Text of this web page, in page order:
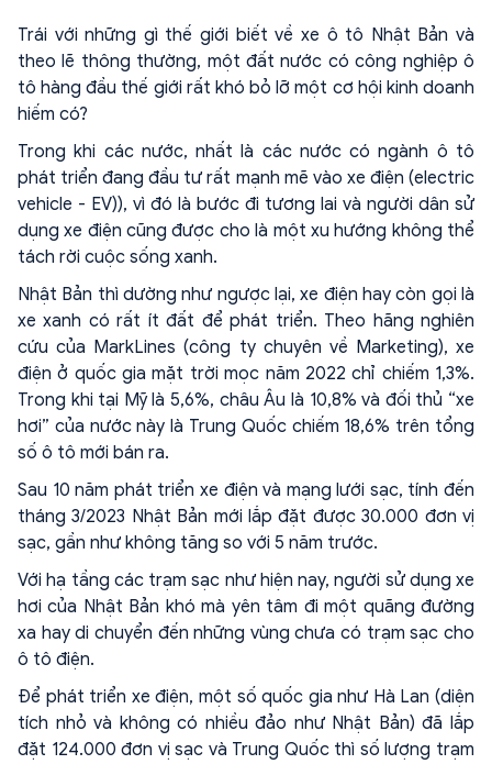
Trái với những gì thế giới biết về xe ô tô Nhật Bản và
theo lẽ thông thường, một đất nước có công nghiệp ô
tô hàng đầu thế giới rất khó bỏ lỡ một cơ hội kinh doanh
hiếm có?
Trong khi các nước, nhất là các nước có ngành ô tô
phát triển đang đầu tư rất mạnh mẽ vào xe điện (electric
vehicle - EV)), vì đó là bước đi tương lai và người dân sử
dụng xe điện cũng được cho là một xu hướng không thể
tách rời cuộc sống xanh.
Nhật Bản thì dường như ngược lại, xe điện hay còn gọi là
xe xanh có rất ít đất để phát triển. Theo hãng nghiên
cứu của MarkLines (công ty chuyên về Marketing), xe
điện ở quốc gia mặt trời mọc năm 2022 chỉ chiếm 1,3%.
Trong khi tại Mỹ là 5,6%, châu Âu là 10,8% và đối thủ “xe
hơi” của nước này là Trung Quốc chiếm 18,6% trên tổng
số ô tô mới bán ra.
Sau 10 năm phát triển xe điện và mạng lưới sạc, tính đến
tháng 3/2023 Nhật Bản mới lắp đặt được 30.000 đơn vị
sạc, gần như không tăng so với 5 năm trước.
Với hạ tầng các trạm sạc như hiện nay, người sử dụng xe
hơi của Nhật Bản khó mà yên tâm đi một quãng đường
xa hay di chuyển đến những vùng chưa có trạm sạc cho
ô tô điện.
Để phát triển xe điện, một số quốc gia như Hà Lan (diện
tích nhỏ và không có nhiều đảo như Nhật Bản) đã lắp
đặt 124.000 đơn vị sạc và Trung Quốc thì số lượng trạm